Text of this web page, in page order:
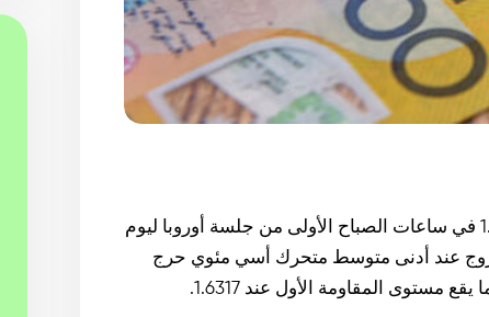
شهد زوج اليورو/الدولار الأسترالي تراجعًا، متداولًا عند حوالي 1.6285 في ساعات الصباح الأولى من جلسة أوروبا ليوم
الزوج عند أدنى متوسط متحرك أسي مئوي حرج